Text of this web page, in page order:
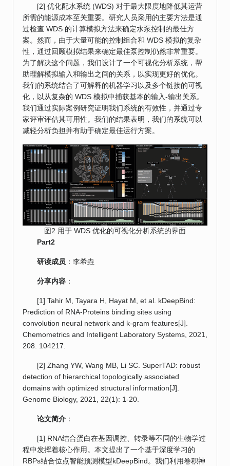
[2] 优化配水系统 (WDS) 对于最大限度地降低其运营
所需的能源成本至关重要。研究人员采用的主要方法是通
过检查 WDS 的计算模拟方法来确定水泵控制的最佳方
案。然而，由于大量可能的控制组合和 WDS 模拟的复杂
性，通过回顾模拟结果来确定最佳泵控制仍然非常重要。
为了解决这个问题，我们设计了一个可视化分析系统，帮
助理解模拟输入和输出之间的关系，以实现更好的优化。
我们的系统结合了可解释的机器学习以及多个链接的可视
化，以从复杂的 WDS 模拟中捕获基本的输入-输出关系。
我们通过实际案例研究证明我们系统的有效性，并通过专
家评审评估其可用性。我们的结果表明，我们的系统可以
减轻分析负担并有助于确定最佳运行方案。
图2 用于 WDS 优化的可视化分析系统的界面
Part2
研读成员 ：李希垚
分享内容 ：
[1] Tahir M, Tayara H, Hayat M, et al. kDeepBind:
Prediction of RNA-Proteins binding sites using
convolution neural network and k-gram features[J].
Chemometrics and Intelligent Laboratory Systems, 2021,
208: 104217.
[2] Zhang YW, Wang MB, Li SC. SuperTAD: robust
detection of hierarchical topologically associated
domains with optimized structural information[J].
Genome Biology, 2021, 22(1): 1-20.
论文简介 ：
[1] RNA结合蛋白在基因调控、转录等不同的生物学过
程中发挥着核心作用。本文提出了一个基于深度学习的
RBPs结合位点智能预测模型kDeepBind。我们利用卷积神